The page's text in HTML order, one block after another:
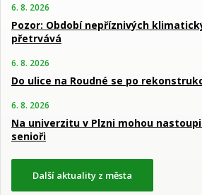
6. 8. 2026
Pozor: Období nepříznivých
přetrvává
6. 8. 2026
Do ulice na Roudné se po
6. 8. 2026
Na univerzitu v Plzni mohou
senioři
Další aktuality z města